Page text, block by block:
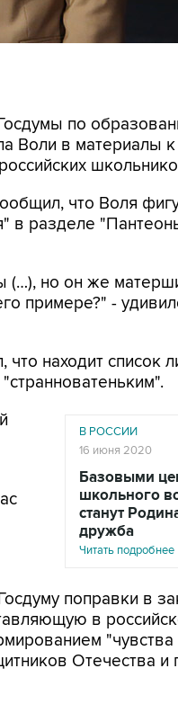
по
Воли в материалы
что Воля
в разделе
(…), но он же
примере?" -
находит список
В РОССИИ
16 июня 2020
Базовыми
школьного
станут
дружба
Читать подробнее
поправки в
в
"чувства
Отечества и